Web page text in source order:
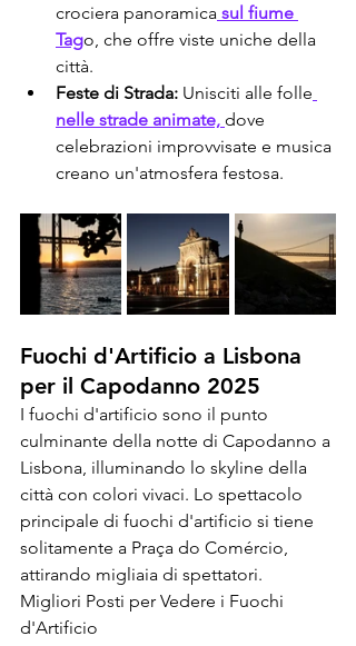
crociera panoramica sul fiume
Tago, che offre viste uniche della
città.
Feste di Strada: Unisciti alle folle
nelle strade animate, dove
celebrazioni improvvisate e musica
creano un'atmosfera festosa.
Fuochi d'Artificio a Lisbona
per il Capodanno 2025
I fuochi d'artificio sono il punto
culminante della notte di Capodanno a
Lisbona, illuminando lo skyline della
città con colori vivaci. Lo spettacolo
principale di fuochi d'artificio si tiene
solitamente a Praça do Comércio,
attirando migliaia di spettatori.
Migliori Posti per Vedere i Fuochi
d'Artificio